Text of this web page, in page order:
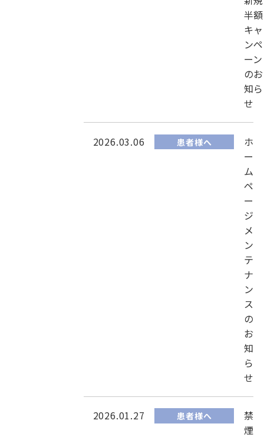
半額
キャ
ンペ
ーン
のお
知ら
せ
2026.03.06 患者様へ
ホ
ー
ム
ペ
ー
ジ
メ
ン
テ
ナ
ン
ス
の
お
知
ら
せ
2026.01.27 患者様へ
禁
煙